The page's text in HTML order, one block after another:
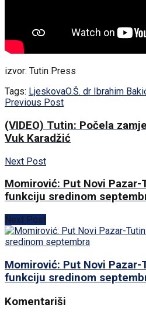
izvor: Tutin Press
Tags: LjeskovaO.Š. dr Ibrahim
Previous Post
(VIDEO) Tutin: Počela
Vuk Karadžić
Next Post
Momirović: Put Novi
funkciju sredinom
Next Post
Momirović: Put Novi
funkciju sredinom
Komentariši